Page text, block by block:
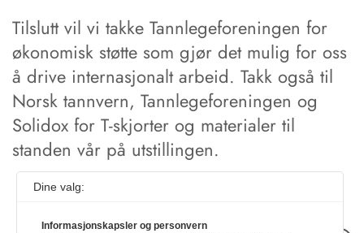
Tilslutt vil vi takke Tannlegeforeningen for
økonomisk støtte som gjør det mulig for oss
å drive internasjonalt arbeid. Takk også til
Norsk tannvern, Tannlegeforeningen og
Solidox for T-skjorter og materialer til
standen vår på utstillingen.
Dine valg:
Informasjonskapsler og personvern